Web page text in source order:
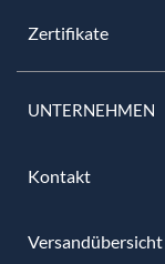
Zertifikate
UNTERNEHMEN
Kontakt
Versandübersicht